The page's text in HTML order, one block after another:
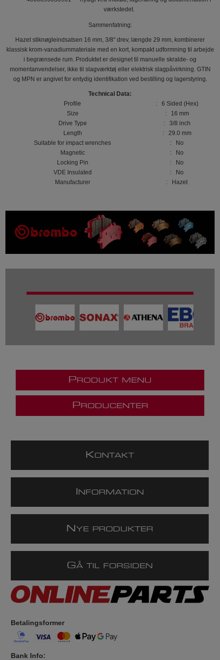
værkstedet.
Sammenfatning:
Hazet stiknøgleindsatsen 16 mm, 3/8" drev, længde 29 mm, kombinerer
klassisk krom-vanadiummateriale med en kort, kompakt udformning til arbejde
i begrænsede rum. Produktet er designet til manuelle skralde- og
momentanvendelser, ikke til slagværktøj eller elektrisk slagpåvirkning. GTIN
og MPN er angivet for entydig identifikation ved bestilling og lagerstyring.
Technical Data:
Profile
: 6 Sided (Hex)
Size
: 16 mm
Drive Type
: 3/8 inch
Length
: 29.0 mm
Suitable for impact wrenches
: No
Magnetic
: No
Locking Pin
: No
VDE Insulated
: No
Manufacturer
: Hazet
P RODUKT MENU
P RODUCENTER
KONTAKT
NFORMATION
N YE PRODUKTER
GÅ TIL FORSIDEN
Betalingsformer
Bank Info: